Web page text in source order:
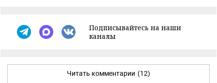
Подписывайтесь на наши
каналы
Читать комментарии (12)